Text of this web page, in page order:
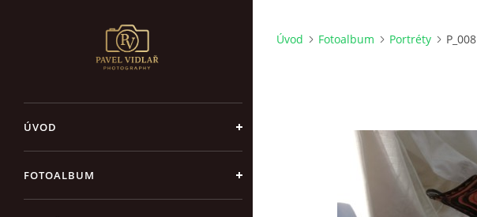
ÚVOD
FOTOALBUM
Úvod Fotoalbum Portréty P_008